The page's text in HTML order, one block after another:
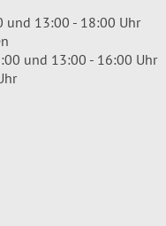
und 13:00 - 18:00 Uhr
und 13:00 - 16:00 Uhr